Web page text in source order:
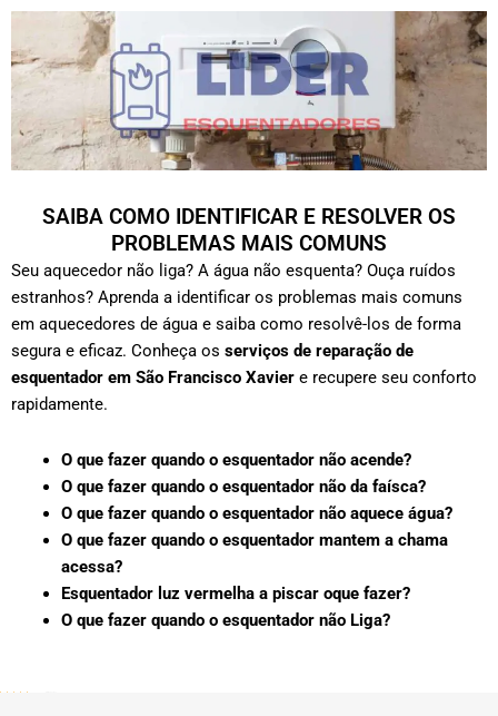
SAIBA COMO IDENTIFICAR E RESOLVER OS
PROBLEMAS MAIS COMUNS
Seu aquecedor não liga? A água não esquenta? Ouça ruídos
estranhos? Aprenda a identificar os problemas mais comuns
em aquecedores de água e saiba como resolvê-los de forma
segura e eficaz. Conheça os serviços de reparação de
esquentador em São Francisco Xavier e recupere seu conforto
rapidamente.
O que fazer quando o esquentador não acende?
O que fazer quando o esquentador não da faísca?
O que fazer quando o esquentador não aquece água?
O que fazer quando o esquentador mantem a chama
acessa?
Esquentador luz vermelha a piscar oque fazer?
O que fazer quando o esquentador não Liga?